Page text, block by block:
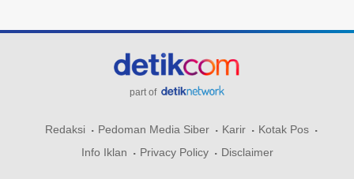
part of
Redaksi Pedoman Media Siber Karir
Kotak Pos
Info Iklan
Privacy Policy Disclaimer